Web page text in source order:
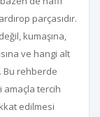
parçasıdır.
kumaşına,
ve hangi alt
Bu rehberde
amaçla tercih
edilmesi